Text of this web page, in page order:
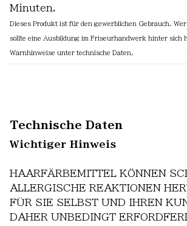
Minuten.
Dieses Produkt ist für den gewerblichen Gebrauch.
sollte eine Ausbildung im Friseurhandwerk hinter sich
Warnhinweise unter technische Daten.
Technische Daten
Wichtiger Hinweis
HAARFÄRBEMITTEL KÖNNEN
ALLERGISCHE REAKTIONEN
FÜR SIE SELBST UND IHREN
DAHER UNBEDINGT